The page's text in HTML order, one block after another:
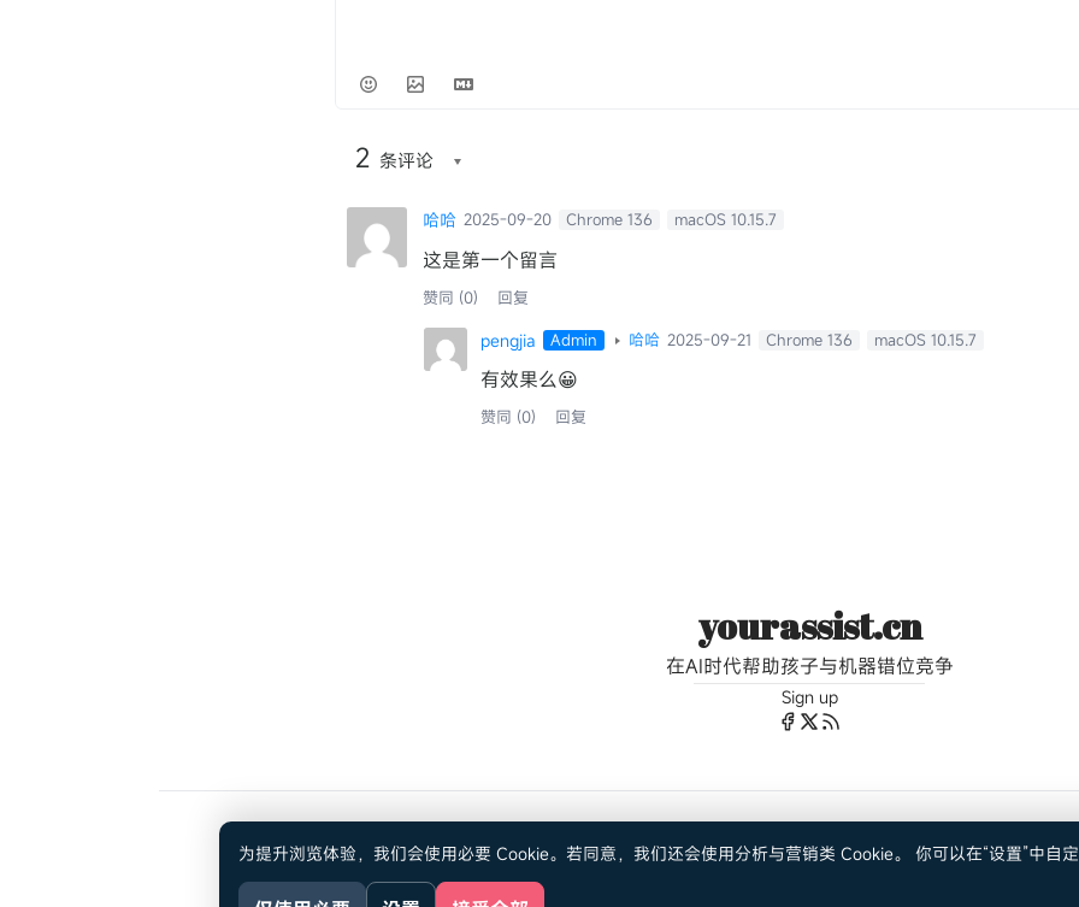
2 条评论
哈哈 2025-09-20 Chrome 136 macOS 10.15.7
这是第一个留言
赞同 (0) 回复
pengjia Admin 哈哈 2025-09-21 Chrome 136 macOS 10.15.7
有效果么😀
赞同 (0) 回复
yourassist.cn
在AI时代帮助孩子与机器错位竞争
Sign up
Powered byGhost&Voice
为提升浏览体验，我们会使用必要 Cookie。若同意，我们还会使用分析与营销类 Cookie。 你可以在“设置”中自